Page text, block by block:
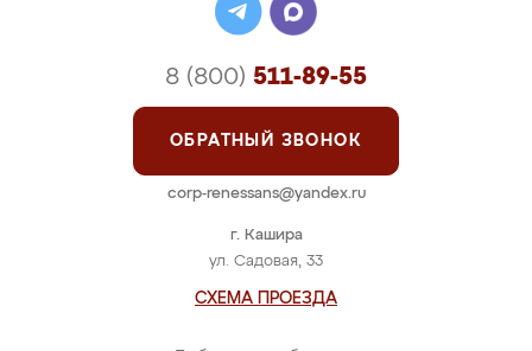
г. Кашира
ул. Садовая, 33
СХЕМА ПРОЕЗДА
8 (800) 511-89-55
ОБРАТНЫЙ ЗВОНОК
corp-renessans@yandex.ru